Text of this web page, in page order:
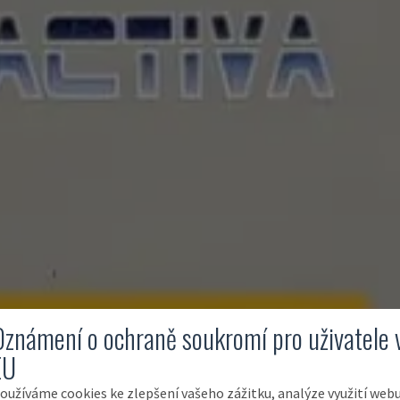
o ochraně soukromí pro uživatele
cookies ke zlepšení vašeho zážitku, analýze využití